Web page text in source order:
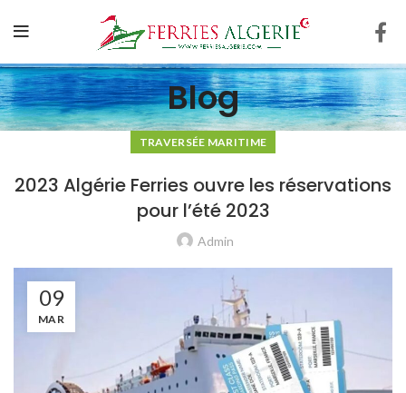
Blog
TRAVERSÉE MARITIME
2023 Algérie Ferries ouvre les réservations
pour l’été 2023
Admin
09
MAR